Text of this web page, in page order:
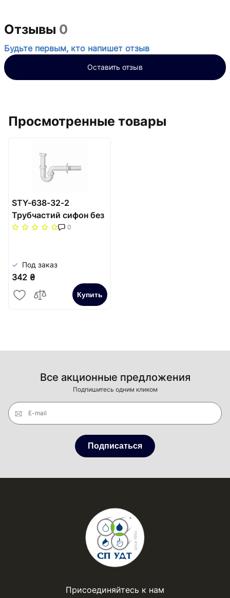
Отзывы 0
Будьте первым, кто напишет отзыв
Оставить отзыв
Просмотренные товары
STY-638-32-2
Трубчастий сифон без
водозливу, з
підведення Ø32 м
0
Под заказ
342 ₴
Купить
Все акционные предложения
Подпишитесь одним кликом
E-mail
Подписаться
Присоединяйтесь к нам